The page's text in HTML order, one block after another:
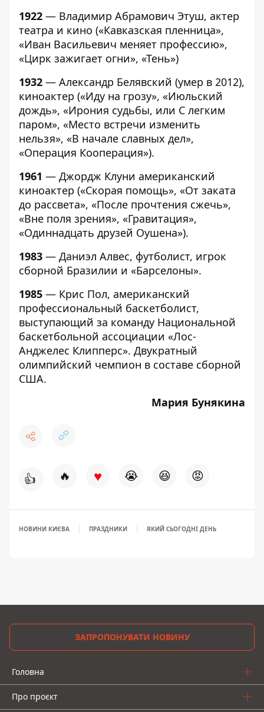
1922 — Владимир Абрамович Этуш, актер
театра и кино («Кавказская пленница»,
«Иван Васильевич меняет профессию»,
«Цирк зажигает огни», «Тень»)
1932 — Александр Белявский (умер в 2012),
киноактер («Иду на грозу», «Июльский
дождь», «Ирония судьбы, или С легким
паром», «Место встречи изменить
нельзя», «В начале славных дел»,
«Операция Кооперация»).
1961 — Джордж Клуни американский
киноактер («Скорая помощь», «От заката
до рассвета», «После прочтения сжечь»,
«Вне поля зрения», «Гравитация»,
«Одиннадцать друзей Оушена»).
1983 — Даниэл Алвес, футболист, игрок
сборной Бразилии и «Барселоны».
1985 — Крис Пол, американский
профессиональный баскетболист,
выступающий за команду Национальной
баскетбольной ассоциации «Лос-
Анджелес Клипперс». Двукратный
олимпийский чемпион в составе сборной
США.
Мария Бунякина
👍 🔥 ♥ 😭 😆 😡
НОВИНИ КИЄВА ПРАЗДНИКИ ЯКИЙ СЬОГОДНІ ДЕНЬ
ЗАПРОПОНУВАТИ НОВИНУ
Головна
Про проєкт